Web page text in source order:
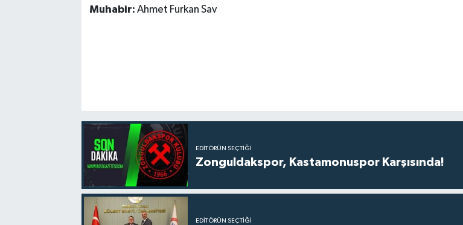
Muhabir: Ahmet Furkan Sav
EDITÖRÜN SEÇTIĞI
Zonguldakspor, Kastamonuspor Karşısında!
EDITÖRÜN SEÇTIĞI